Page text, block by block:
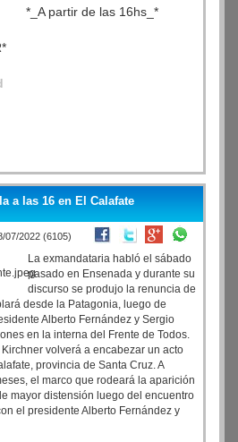
*_A partir de las 16hs_*
a las 16 en El Calafate
07/2022 (6105)
La exmandataria habló el sábado
pasado en Ensenada y durante su
discurso se produjo la renuncia de
desde la Patagonia, luego de
Alberto Fernández y Sergio
en la interna del Frente de Todos.
volverá a encabezar un acto
provincia de Santa Cruz. A
el marco que rodeará la aparición
mayor distensión luego del encuentro
el presidente Alberto Fernández y